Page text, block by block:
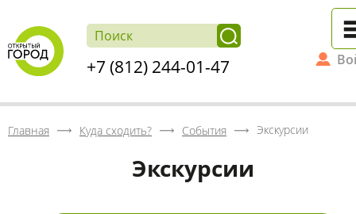
+7 (812) 244-01-47
Главная Куда сходить? События Экскурсии
Экскурсии